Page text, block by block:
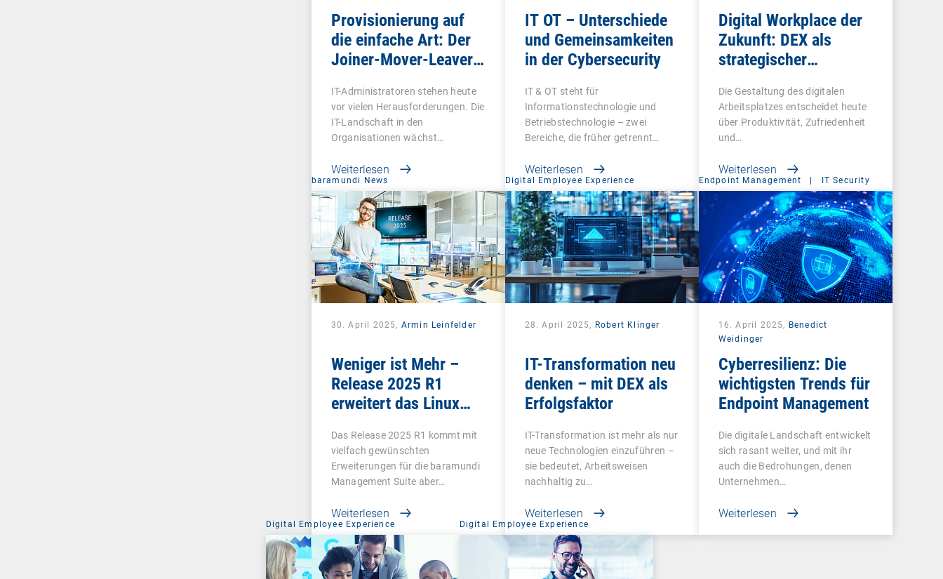
Provisionierung auf
die einfache Art: Der
Joiner-Mover-Leaver-
IT-Administratoren stehen heute
vor vielen Herausforderungen. Die
IT-Landschaft in den
Organisationen wächst…
Weiterlesen
IT OT – Unterschiede
und Gemeinsamkeiten
in der Cybersecurity
IT & OT steht für
Informationstechnologie und
Betriebstechnologie – zwei
Bereiche, die früher getrennt…
Weiterlesen
Digital Workplace der
Zukunft: DEX als
strategischer
Unternehmen
Die Gestaltung des digitalen
Arbeitsplatzes entscheidet heute
über Produktivität, Zufriedenheit
und…
Weiterlesen
baramundi News
30. April 2025, Armin Leinfelder
Weniger ist Mehr –
Release 2025 R1
erweitert das Linux
macht Schluss mit
Altlasten
Das Release 2025 R1 kommt mit
vielfach gewünschten
Erweiterungen für die baramundi
Management Suite aber…
Weiterlesen
Digital Employee Experience
28. April 2025, Robert Klinger
IT-Transformation neu
denken – mit DEX als
Erfolgsfaktor
IT-Transformation ist mehr als nur
neue Technologien einzuführen –
sie bedeutet, Arbeitsweisen
nachhaltig zu…
Weiterlesen
Endpoint Management | IT Security
16. April 2025, Benedict
Weidinger
Cyberresilienz: Die
wichtigsten Trends für
Endpoint Management
Die digitale Landschaft entwickelt
sich rasant weiter, und mit ihr
auch die Bedrohungen, denen
Unternehmen…
Weiterlesen
Digital Employee Experience Digital Employee Experience